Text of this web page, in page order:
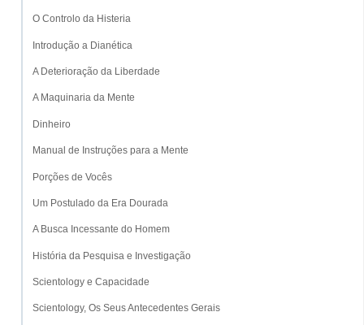
O Controlo da Histeria
Introdução a Dianética
A Deterioração da Liberdade
A Maquinaria da Mente
Dinheiro
Manual de Instruções para a Mente
Porções de Vocês
Um Postulado da Era Dourada
A Busca Incessante do Homem
História da Pesquisa e Investigação
Scientology e Capacidade
Scientology, Os Seus Antecedentes Gerais